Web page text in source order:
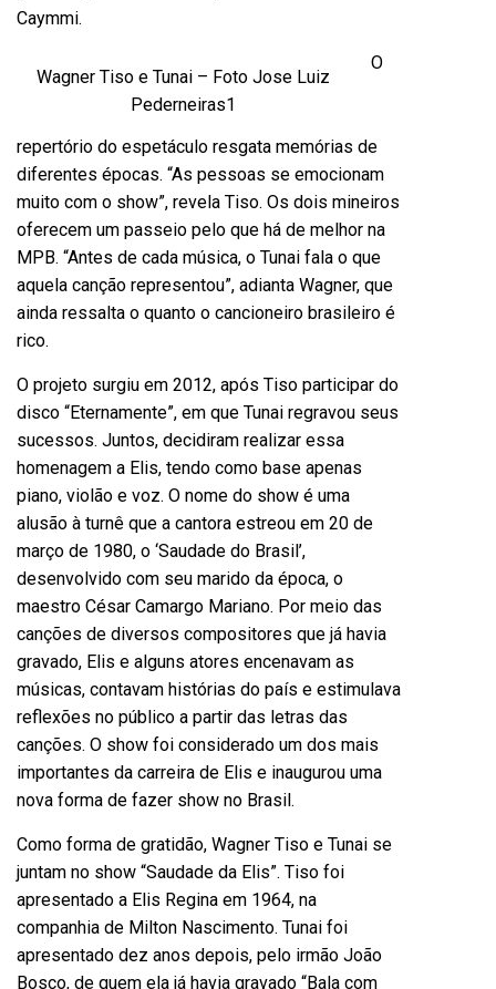
Caymmi.
Wagner Tiso e Tunai – Foto Jose Luiz
Pederneiras1
O
repertório do espetáculo resgata memórias de
diferentes épocas. “As pessoas se emocionam
muito com o show”, revela Tiso. Os dois mineiros
oferecem um passeio pelo que há de melhor na
MPB. “Antes de cada música, o Tunai fala o que
aquela canção representou”, adianta Wagner, que
ainda ressalta o quanto o cancioneiro brasileiro é
rico.
O projeto surgiu em 2012, após Tiso participar do
disco “Eternamente”, em que Tunai regravou seus
sucessos. Juntos, decidiram realizar essa
homenagem a Elis, tendo como base apenas
piano, violão e voz. O nome do show é uma
alusão à turnê que a cantora estreou em 20 de
março de 1980, o ‘Saudade do Brasil’,
desenvolvido com seu marido da época, o
maestro César Camargo Mariano. Por meio das
canções de diversos compositores que já havia
gravado, Elis e alguns atores encenavam as
músicas, contavam histórias do país e estimulava
reflexões no público a partir das letras das
canções. O show foi considerado um dos mais
importantes da carreira de Elis e inaugurou uma
nova forma de fazer show no Brasil.
Como forma de gratidão, Wagner Tiso e Tunai se
juntam no show “Saudade da Elis”. Tiso foi
apresentado a Elis Regina em 1964, na
companhia de Milton Nascimento. Tunai foi
apresentado dez anos depois, pelo irmão João
Bosco, de quem ela já havia gravado “Bala com